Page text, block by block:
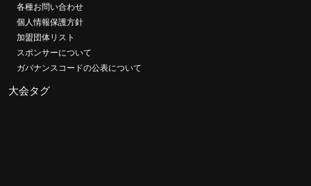
各種お問い合わせ
個人情報保護方針
加盟団体リスト
スポンサーについて
ガバナンスコードの公表について
大会タグ